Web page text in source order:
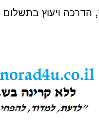
0796644330 (א-ה 09:00-12:00)